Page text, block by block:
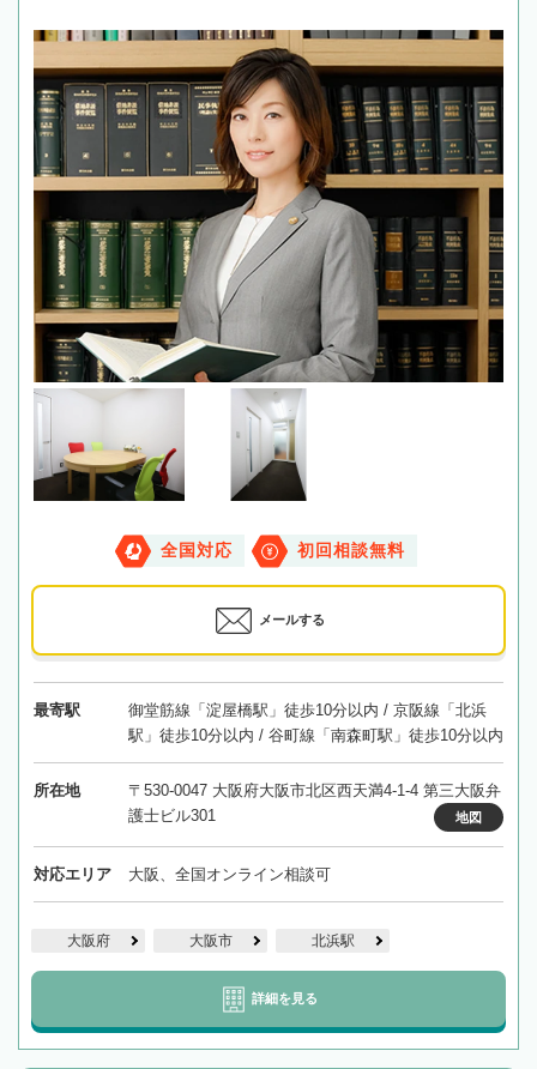
全国対応 初回相談無料
メールする
最寄駅
御堂筋線「淀屋橋駅」徒歩10分以内 / 京阪線「北浜
駅」徒歩10分以内 / 谷町線「南森町駅」徒歩10分以内
所在地
〒530-0047 大阪府大阪市北区西天満4-1-4 第三大阪弁
護士ビル301
地図
対応エリア 大阪、全国オンライン相談可
大阪府 大阪市 北浜駅
詳細を見る